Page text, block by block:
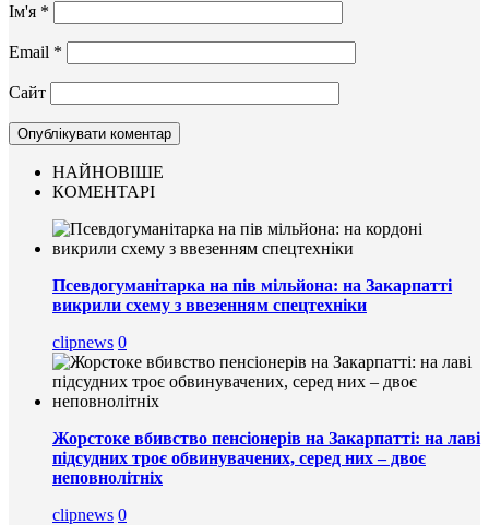
Ім'я *
Email *
Сайт
НАЙНОВІШЕ
КОМЕНТАРІ
Псевдогуманітарка на пів мільйона: на Закарпатті
викрили схему з ввезенням спецтехніки
clipnews 0
Жорстоке вбивство пенсіонерів на Закарпатті: на лаві
підсудних троє обвинувачених, серед них – двоє
неповнолітніх
clipnews 0